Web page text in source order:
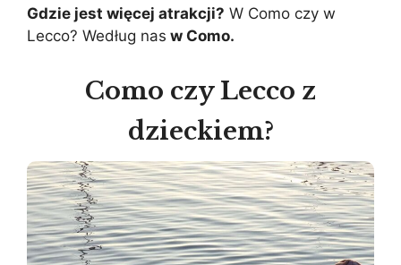
Gdzie jest więcej atrakcji? W Como czy w
Lecco? Według nas w Como.
Como czy Lecco z
dzieckiem?